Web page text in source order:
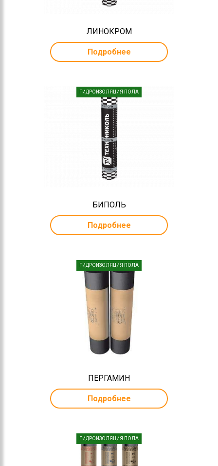
ЛИНОКРОМ
Подробнее
ГИДРОИЗОЛЯЦИЯ ПОЛА
БИПОЛЬ
Подробнее
ГИДРОИЗОЛЯЦИЯ ПОЛА
ПЕРГАМИН
Подробнее
ГИДРОИЗОЛЯЦИЯ ПОЛА